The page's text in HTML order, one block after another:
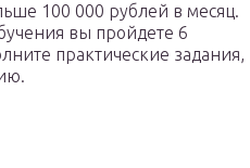
100 000 рублей в месяц.
вы пройдете 6
практические задания,